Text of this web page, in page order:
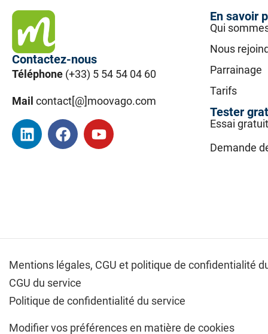
Contactez-nous
Téléphone (+33) 5 54 54 04 60
Mail contact[@]moovago.com
En savoir
Qui
Nous
Parrainage
Tarifs
Tester
Essai gratuit
Demande
Mentions légales, CGU et politique de confidentialité
CGU du service
Politique de confidentialité du service
Modifier vos préférences en matière de cookies